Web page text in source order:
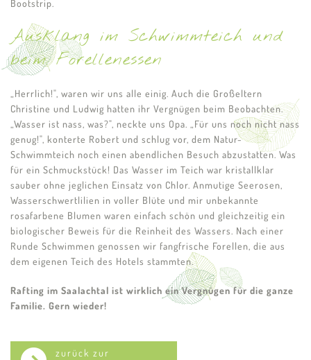
Bootstrip.
Ausklang im Schwimmteich und
beim Forellenessen
„Herrlich!", waren wir uns alle einig. Auch die Großeltern
Christine und Ludwig hatten ihr Vergnügen beim Beobachten.
„Wasser ist nass, was?", neckte uns Opa. „Für uns noch nicht nass
genug!", konterte Robert und schlug vor, dem Natur-
Schwimmteich noch einen abendlichen Besuch abzustatten. Was
für ein Schmuckstück! Das Wasser im Teich war kristallklar
sauber ohne jeglichen Einsatz von Chlor. Anmutige Seerosen,
Wasserschwertlilien in voller Blüte und mir unbekannte
rosafarbene Blumen waren einfach schön und gleichzeitig ein
biologischer Beweis für die Reinheit des Wassers. Nach einer
Runde Schwimmen genossen wir fangfrische Forellen, die aus
dem eigenen Teich des Hotels stammten.
Rafting im Saalachtal ist wirklich ein Vergnügen für die ganze
Familie. Gern wieder!
zurück zur